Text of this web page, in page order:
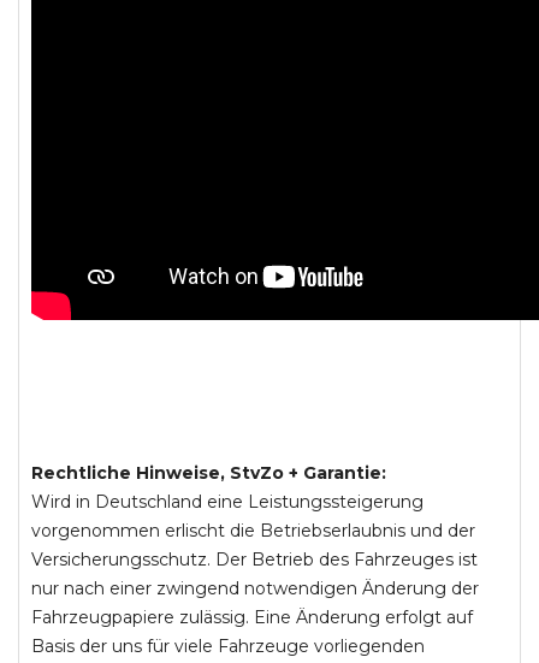
Rechtliche Hinweise, StvZo + Garantie:
Wird in Deutschland eine Leistungssteigerung
vorgenommen erlischt die Betriebserlaubnis und der
Versicherungsschutz. Der Betrieb des Fahrzeuges ist
nur nach einer zwingend notwendigen Änderung der
Fahrzeugpapiere zulässig. Eine Änderung erfolgt auf
Basis der uns für viele Fahrzeuge vorliegenden